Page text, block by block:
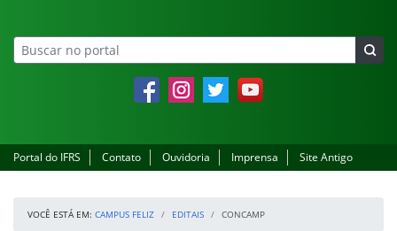
FacebookInstagramTwitter YouTube
Portal do IFRS Contato Ouvidoria Imprensa Site Antigo
VOCÊ ESTÁ EM: CAMPUS FELIZ EDITAIS CONCAMP